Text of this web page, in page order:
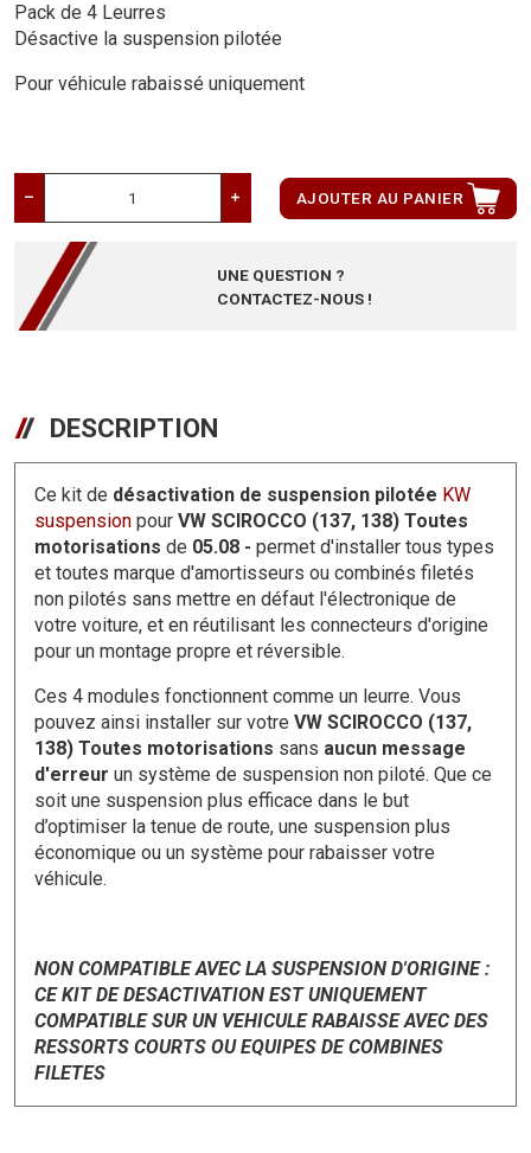
Pack de 4 Leurres
Désactive la suspension pilotée
Pour véhicule rabaissé uniquement
AJOUTER AU PANIER
UNE QUESTION ?
CONTACTEZ-NOUS !
DESCRIPTION
Ce kit de désactivation de suspension pilotée KW
suspension pour VW SCIROCCO (137, 138) Toutes
motorisations de 05.08 - permet d'installer tous types
et toutes marque d'amortisseurs ou combinés filetés
non pilotés sans mettre en défaut l'électronique de
votre voiture, et en réutilisant les connecteurs d'origine
pour un montage propre et réversible.
Ces 4 modules fonctionnent comme un leurre. Vous
pouvez ainsi installer sur votre VW SCIROCCO (137,
138) Toutes motorisations sans aucun message
d'erreur un système de suspension non piloté. Que ce
soit une suspension plus efficace dans le but
d’optimiser la tenue de route, une suspension plus
économique ou un système pour rabaisser votre
véhicule.
NON COMPATIBLE AVEC LA SUSPENSION D'ORIGINE :
CE KIT DE DESACTIVATION EST UNIQUEMENT
COMPATIBLE SUR UN VEHICULE RABAISSE AVEC DES
RESSORTS COURTS OU EQUIPES DE COMBINES
FILETES